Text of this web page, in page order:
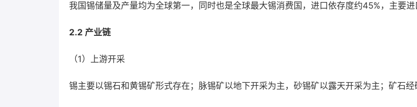
我国锡储量及产量均为全球第一，同时也是全球最大锡消费国，进口依存度约45%，主要进
2.2 产业链
（1）上游开采
锡主要以锡石和黄锡矿形式存在；脉锡矿以地下开采为主，砂锡矿以露天开采为主；矿石经